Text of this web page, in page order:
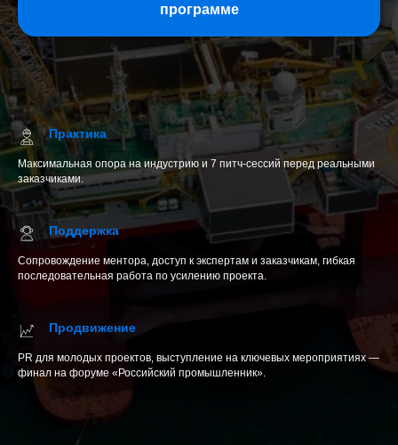
программе
Практика
Максимальная опора на индустрию и 7 питч-сессий перед реальными
заказчиками.
Поддержка
Сопровождение ментора, доступ к экспертам и заказчикам, гибкая
последовательная работа по усилению проекта.
Продвижение
PR для молодых проектов, выступление на ключевых мероприятиях —
финал на форуме «Российский промышленник».